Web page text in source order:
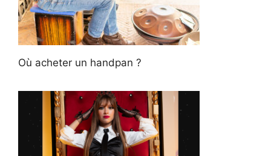
Où acheter un handpan ?